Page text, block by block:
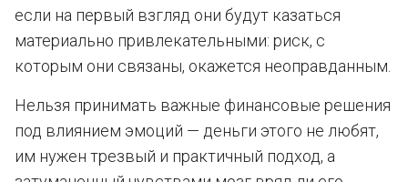
если на первый взгляд они будут казаться
материально привлекательными: риск, с
которым они связаны, окажется неоправданным.
Нельзя принимать важные финансовые решения
под влиянием эмоций — деньги этого не любят,
им нужен трезвый и практичный подход, а